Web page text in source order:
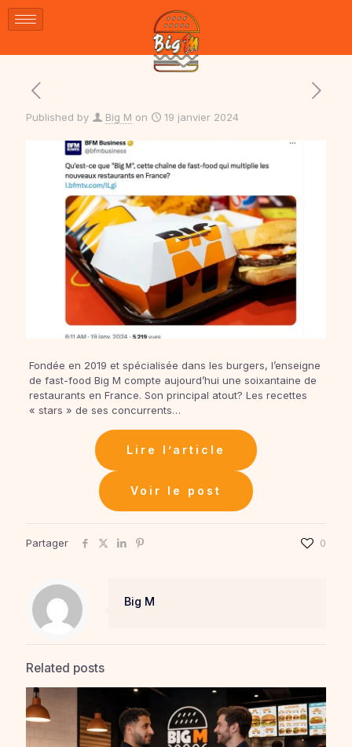
Published by Big M on 19 janvier 2024
Fondée en 2019 et spécialisée dans les burgers, l’enseigne
de fast-food Big M compte aujourd’hui une soixantaine de
restaurants en France. Son principal atout? Les recettes
« stars » de ses concurrents…
Lire l’article
Voir le post
Partager 0
Big M
Related posts